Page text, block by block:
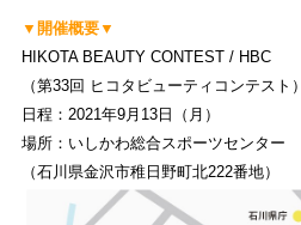
▼開催概要▼
HIKOTA BEAUTY CONTEST / HBC
（第33回 ヒコタビューティコンテスト）
日程：2021年9月13日（月）
場所：いしかわ総合スポーツセンター
（石川県金沢市稚日野町北222番地）